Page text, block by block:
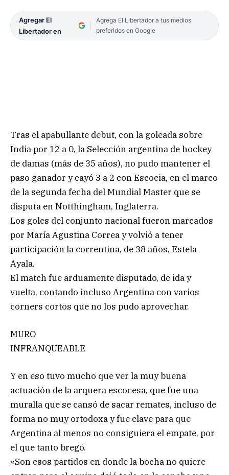
Agregar El
Libertador en
Agrega El Libertador a tus medios
preferidos en Google
Tras el apabullante debut, con la goleada sobre
India por 12 a 0, la Selección argentina de hockey
de damas (más de 35 años), no pudo mantener el
paso ganador y cayó 3 a 2 con Escocia, en el marco
de la segunda fecha del Mundial Master que se
disputa en Notthingham, Inglaterra.
Los goles del conjunto nacional fueron marcados
por María Agustina Correa y volvió a tener
participación la correntina, de 38 años, Estela
Ayala.
El match fue arduamente disputado, de ida y
vuelta, contando incluso Argentina con varios
corners cortos que no los pudo aprovechar.
MURO
INFRANQUEABLE
Y en eso tuvo mucho que ver la muy buena
actuación de la arquera escocesa, que fue una
muralla que se cansó de sacar remates, incluso de
forma no muy ortodoxa y fue clave para que
Argentina al menos no consiguiera el empate, por
el que tanto bregó.
«Son esos partidos en donde la bocha no quiere